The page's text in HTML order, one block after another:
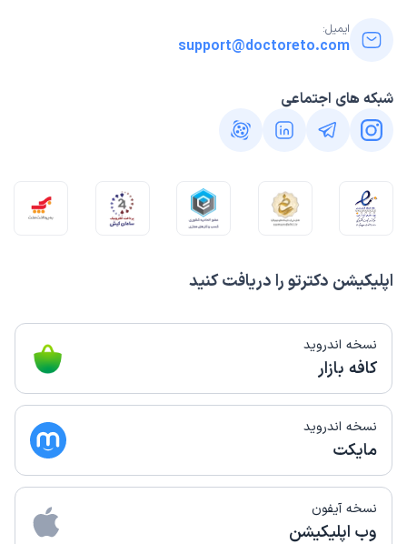
اپلیکیشن دکترتو را دریافت کنید
نسخه اندروید
کافه بازار
نسخه اندروید
مایکت
نسخه آیفون
وب اپلیکیشن
ایمیل:
support@doctoreto.com
شبکه های اجتماعی